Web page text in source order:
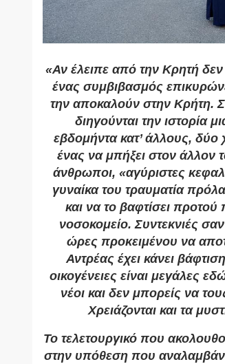
«Αν έλειπε από την Κρητή
ένας συμβιβασμός
την αποκαλούν στην Κρήτη.
διηγούνται την ιστορία
εβδομήντα κατ’ άλλους,
ένας να μπήξει στον άλλον
άνθρωποι, «αγύριστες
γυναίκα του τραυματία
και να το βαφτίσει προτού
νοσοκομείο. Συντεκνιές
ώρες προκειμένου να
Αντρέας έχει κάνει
οικογένειες είναι μεγάλες
νέοι και δεν μπορείς να
Χρειάζονται και τα
Το τελετουργικό που
στην υπόθεση που